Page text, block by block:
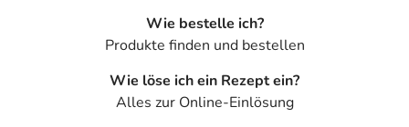
Wie bestelle ich?
Produkte finden und bestellen
Wie löse ich ein Rezept ein?
Alles zur Online-Einlösung